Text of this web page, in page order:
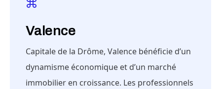
Valence
Capitale de la Drôme, Valence bénéficie d’un
dynamisme économique et d’un marché
immobilier en croissance. Les professionnels